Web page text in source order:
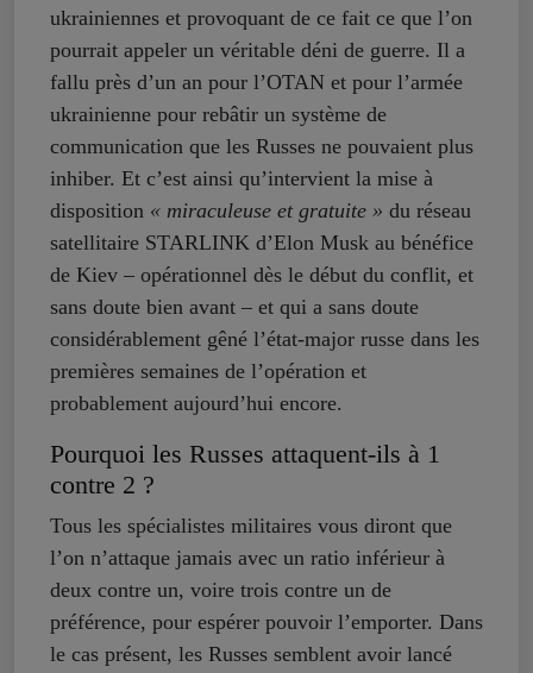
ukrainiennes et provoquant de ce fait ce que l’on
pourrait appeler un véritable déni de guerre. Il a
fallu près d’un an pour l’OTAN et pour l’armée
ukrainienne pour rebâtir un système de
communication que les Russes ne pouvaient plus
inhiber. Et c’est ainsi qu’intervient la mise à
disposition « miraculeuse et gratuite » du réseau
satellitaire STARLINK d’Elon Musk au bénéfice
de Kiev – opérationnel dès le début du conflit, et
sans doute bien avant – et qui a sans doute
considérablement gêné l’état-major russe dans les
premières semaines de l’opération et
probablement aujourd’hui encore.
Pourquoi les Russes attaquent-ils à 1
contre 2 ?
Tous les spécialistes militaires vous diront que
l’on n’attaque jamais avec un ratio inférieur à
deux contre un, voire trois contre un de
préférence, pour espérer pouvoir l’emporter. Dans
le cas présent, les Russes semblent avoir lancé